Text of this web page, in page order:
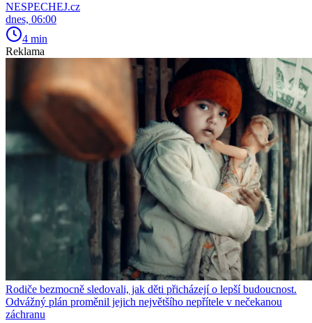
NESPECHEJ.cz
dnes, 06:00
4 min
Reklama
Rodiče bezmocně sledovali, jak děti přicházejí o lepší budoucnost.
Odvážný plán proměnil jejich největšího nepřítele v nečekanou
záchranu